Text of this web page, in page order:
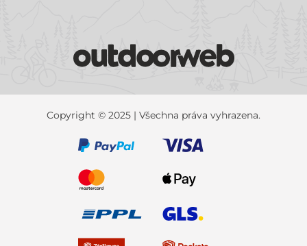
Copyright © 2025 | Všechna práva vyhrazena.